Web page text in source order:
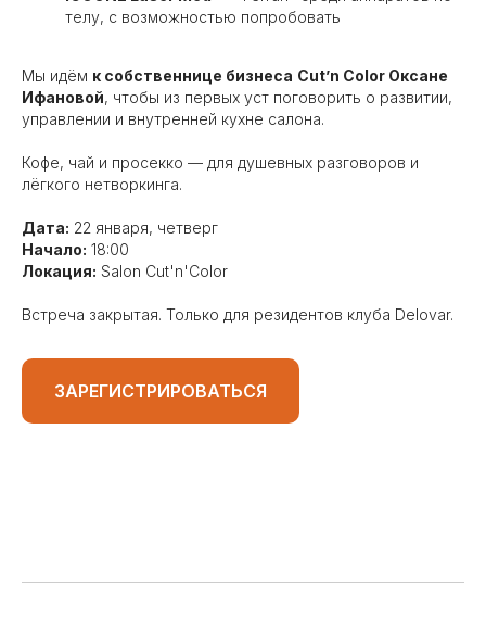
телу, с возможностью попробовать
Мы идём к собственнице бизнеса Cut’n Color Оксане
Ифановой, чтобы из первых уст поговорить о развитии,
управлении и внутренней кухне салона.
Кофе, чай и просекко — для душевных разговоров и
лёгкого нетворкинга.
Дата: 22 января, четверг
Начало: 18:00
Локация: Salon Cut'n'Color
Встреча закрытая. Только для резидентов клуба Delovar.
ЗАРЕГИСТРИРОВАТЬСЯ